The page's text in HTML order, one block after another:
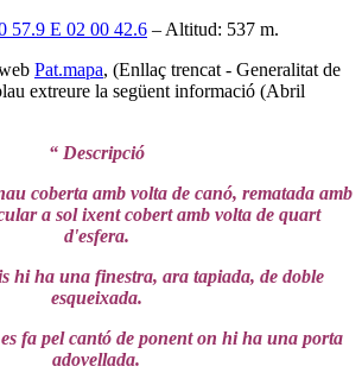
57.9 E 02 00 42.6 – Altitud: 537 m.
Pat.mapa, (Enllaç trencat - Generalitat de
extreure la següent informació (Abril
“ Descripció
coberta amb volta de canó, rematada amb
a sol ixent cobert amb volta de quart
d'esfera.
hi ha una finestra, ara tapiada, de doble
esqueixada.
fa pel cantó de ponent on hi ha una porta
adovellada.